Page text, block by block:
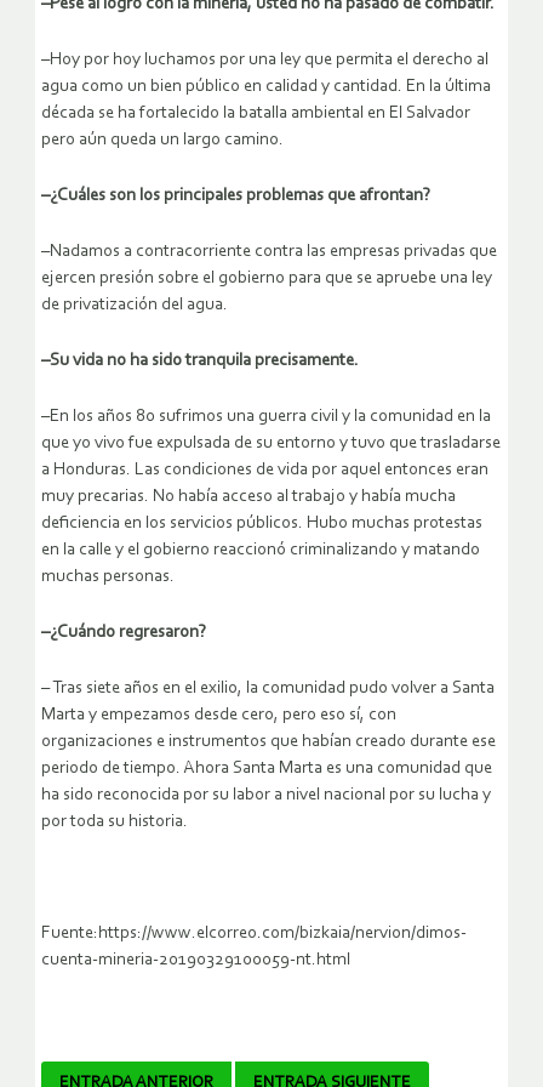
–Pese al logro con la minería, usted no ha pasado de combatir.
–Hoy por hoy luchamos por una ley que permita el derecho al
agua como un bien público en calidad y cantidad. En la última
década se ha fortalecido la batalla ambiental en El Salvador
pero aún queda un largo camino.
–¿Cuáles son los principales problemas que afrontan?
–Nadamos a contracorriente contra las empresas privadas que
ejercen presión sobre el gobierno para que se apruebe una ley
de privatización del agua.
–Su vida no ha sido tranquila precisamente.
–En los años 80 sufrimos una guerra civil y la comunidad en la
que yo vivo fue expulsada de su entorno y tuvo que trasladarse
a Honduras. Las condiciones de vida por aquel entonces eran
muy precarias. No había acceso al trabajo y había mucha
deficiencia en los servicios públicos. Hubo muchas protestas
en la calle y el gobierno reaccionó criminalizando y matando
muchas personas.
–¿Cuándo regresaron?
– Tras siete años en el exilio, la comunidad pudo volver a Santa
Marta y empezamos desde cero, pero eso sí, con
organizaciones e instrumentos que habían creado durante ese
periodo de tiempo. Ahora Santa Marta es una comunidad que
ha sido reconocida por su labor a nivel nacional por su lucha y
por toda su historia.
Fuente:https://www.elcorreo.com/bizkaia/nervion/dimos-
cuenta-mineria-20190329100059-nt.html